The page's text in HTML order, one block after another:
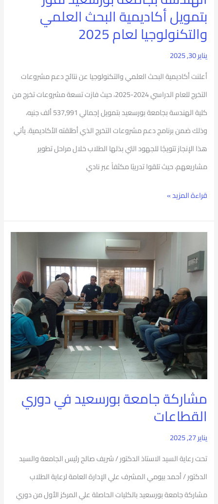
بتمويل أكاديمية البحث العلمي
والتكنولوجيا لعام 2025
يناير 30, 2025
أعلنت أكاديمية البحث العلمي والتكنولوجيا عن نتائج دعم مشروعات
التخرج للعام الدراسي 2024-2025، حيث فازت تسعة مشروعات تخرج من
كلية الهندسة بجامعة بورسعيد بتمويل إجمالي 537,991 ألف جنيه،
وذلك ضمن برنامج دعم مشروعات التخرج الذي أطلقته الأكاديمية. يأتي
هذا الإنجاز تتويجًا للجهود التي بذلها الطلاب خلال مراحل تطوير
مشاريعهم، حيث تلقوا تدريبًا مكثفاً عبر نادي
البحث
العلمي
والتكنولوجيا
لعام
2025
قراءة المزيد »
مشاركة جامعة بورسعيد في دوري
القطاعات
يناير 27, 2025
تحت رعاية السيد الاستاذ الدكتور / شريف صالح رئيس الجامعة والسيد
الدكتور / أحمد بيومي المشرف علي الإدارة العامة لرعاية الطلاب
مشاركة جامعة بورسعيد بالكليات الحاصلة علي المركز الأول من دوري
جامعة
بورسعيد
في
القطاعات